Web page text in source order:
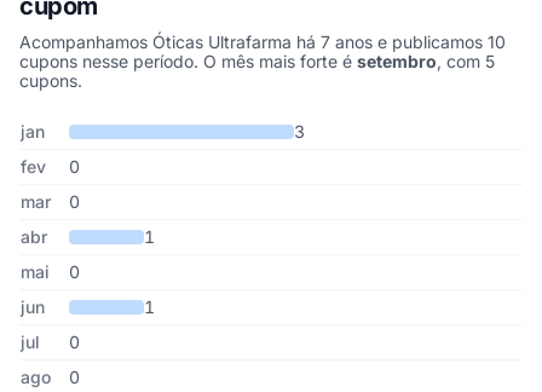
cupom
Acompanhamos Óticas Ultrafarma há 7 anos e publicamos 10
cupons nesse período. O mês mais forte é setembro, com 5
cupons.
Cupons de Óticas Ultrafarma publicados por mês, somando os
Mês Cupons publicadosDesconto médio
jan
3
fev
0
mar
0
abr
1
mai
0
jun
1
jul
0
ago
0